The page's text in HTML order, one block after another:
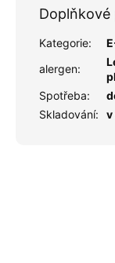
Kategorie:
alergen:
Spotřeba:
Skladování: v